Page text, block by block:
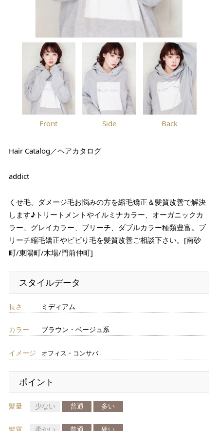
Front Side Back
Hair Catalog／ヘアカタログ
addict
くせ毛、ダメージ毛お悩みの方を縮毛矯正＆髪質改善で解決
します♪トリートメントやイルミナカラー、オーガニックカ
ラー、グレイカラー、ブリーチ、ダブルカラー種類豊富。ブ
リーチ縮毛矯正やビビり毛を髪質改善ご相談下さい。[南砂
町/東陽町/木場/門前仲町]
スタイルデータ
長さ ミディアム
カラー ブラウン・ベージュ系
イメージ オフィス・コンサバ
ポイント
髪量 少ない 普通 多い